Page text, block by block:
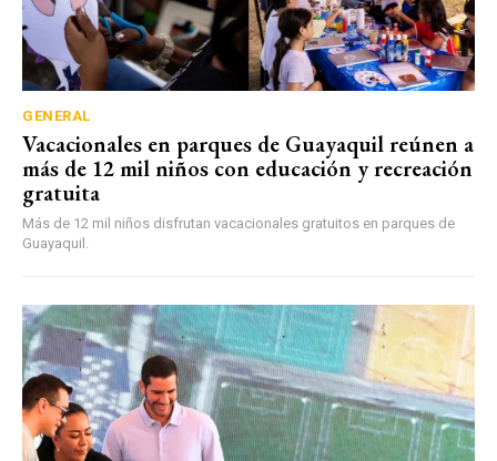
GENERAL
Vacacionales en parques de Guayaquil reúnen a
más de 12 mil niños con educación y recreación
gratuita
Más de 12 mil niños disfrutan vacacionales gratuitos en parques de
Guayaquil.